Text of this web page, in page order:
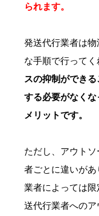
られます。
発送代行業者は
な手順で行ってく
スの抑制ができ
する必要がなく
メリットです。
ただし、アウト
者ごとに違いが
業者によっては
送代行業者への